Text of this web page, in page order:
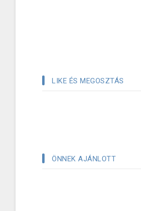
LIKE ÉS MEGOSZTÁS
ÖNNEK AJÁNLOTT